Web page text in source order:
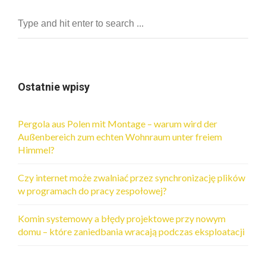
Ostatnie wpisy
Pergola aus Polen mit Montage – warum wird der
Außenbereich zum echten Wohnraum unter freiem
Himmel?
Czy internet może zwalniać przez synchronizację plików
w programach do pracy zespołowej?
Komin systemowy a błędy projektowe przy nowym
domu – które zaniedbania wracają podczas eksploatacji